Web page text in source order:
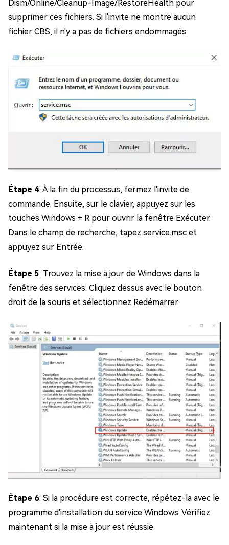
Dism/Online/Cleanup-Image/RestoreHealth pour
supprimer ces fichiers. Si l'invite ne montre aucun
fichier CBS, il n'y a pas de fichiers endommagés.
Étape 4: À la fin du processus, fermez l'invite de
commande. Ensuite, sur le clavier, appuyez sur les
touches Windows + R pour ouvrir la fenêtre Exécuter.
Dans le champ de recherche, tapez service.msc et
appuyez sur Entrée.
Étape 5: Trouvez la mise à jour de Windows dans la
fenêtre des services. Cliquez dessus avec le bouton
droit de la souris et sélectionnez Redémarrer.
Étape 6: Si la procédure est correcte, répétez-la avec le
programme d'installation du service Windows. Vérifiez
maintenant si la mise à jour est réussie.